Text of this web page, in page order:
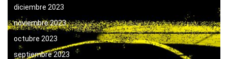
diciembre 2023
noviembre 2023
octubre 2023
septiembre 2023